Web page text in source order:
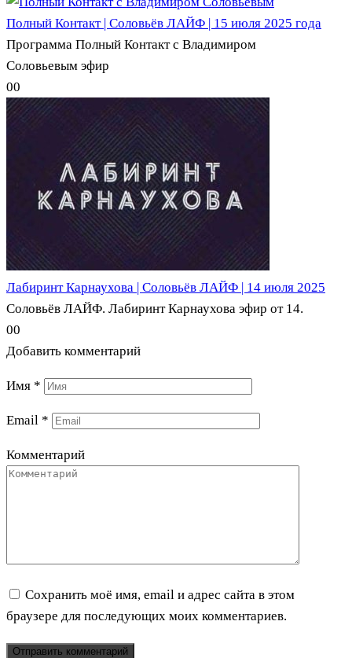
Полный Контакт | Соловьёв ЛАЙФ | 15 июля 2025 года
Программа Полный Контакт с Владимиром
Соловьевым эфир
00
Лабиринт Карнаухова | Соловьёв ЛАЙФ | 14 июля 2025
Соловьёв ЛАЙФ. Лабиринт Карнаухова эфир от 14.
00
Добавить комментарий
Имя *
Email *
Комментарий
Сохранить моё имя, email и адрес сайта в этом
браузере для последующих моих комментариев.